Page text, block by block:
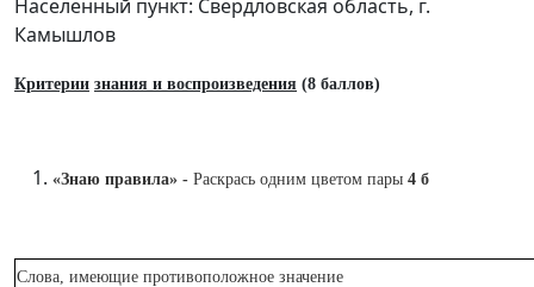
Населенный пункт: Свердловская область, г.
Камышлов
Критерии знания и воспроизведения (8 баллов)
«Знаю правила» - Раскрась одним цветом пары 4 б
Слова, имеющие противоположное значение